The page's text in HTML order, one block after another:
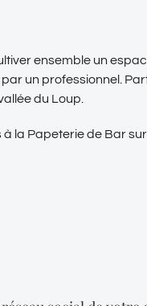
ensemble un
un professionnel.
du Loup.
la Papeterie de Bar